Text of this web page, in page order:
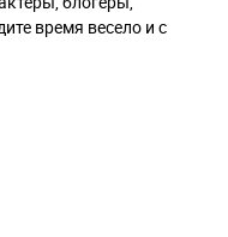
время весело и с